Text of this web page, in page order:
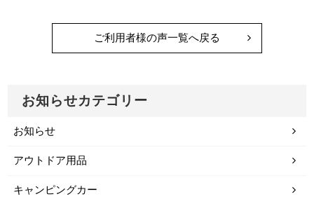
ご利用者様の声一覧へ戻る
お知らせカテゴリー
お知らせ
アウトドア用品
キャンピングカー